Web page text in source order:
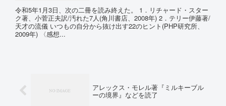
令和5年1月3日、次の二冊を読み終えた。 1．リチャード・スター
ク著、小菅正夫訳/汚れた7人(角川書店、2008年) 2．テリー伊藤著/
天才の流儀 いつもの自分から抜け出す22のヒント(PHP研究所、
2009年) 〈感想...
アレックス・モレル著『ミルキーブル
ーの境界』などを読了